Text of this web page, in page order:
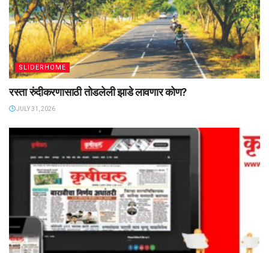
SLIDERHOME
रस्ता रुंदीकरणासाठी तोडलेली झाडे लावणार कोण?
JULY 31, 2026